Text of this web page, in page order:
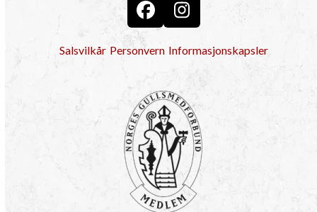
FacebookInstagram
Salsvilkår Personvern Informasjonskapsler